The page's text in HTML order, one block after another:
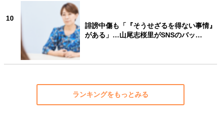
10
誹謗中傷も「『そうせざるを得ない事情』
がある」…山尾志桜里がSNSのバッ…
ランキングをもっとみる